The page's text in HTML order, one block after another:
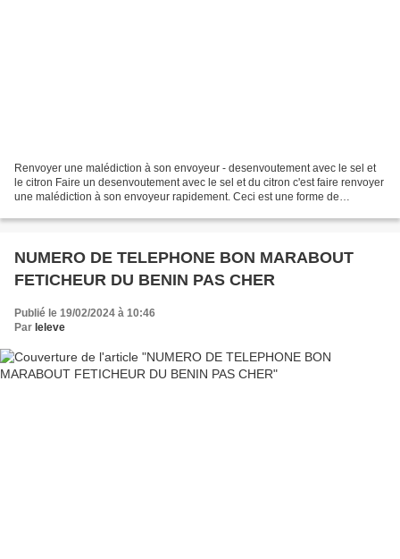
Renvoyer une malédiction à son envoyeur - desenvoutement avec le sel et
le citron Faire un desenvoutement avec le sel et du citron c'est faire renvoyer
une malédiction à son envoyeur rapidement. Ceci est une forme de
NUMERO DE TELEPHONE BON MARABOUT
FETICHEUR DU BENIN PAS CHER
Publié le 19/02/2024 à 10:46
Par leleve